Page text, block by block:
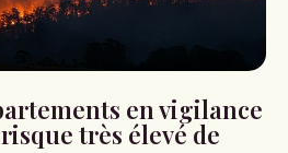
en vigilance
très élevé de